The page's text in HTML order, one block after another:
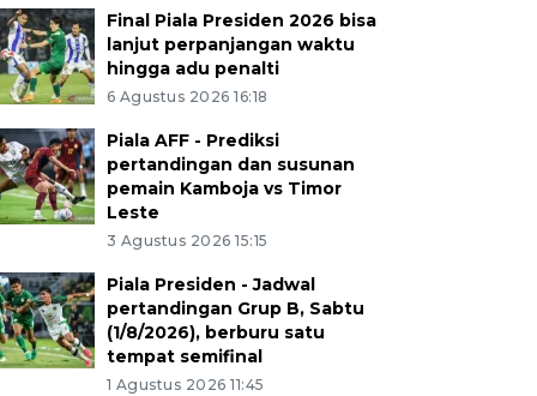
Final Piala Presiden 2026 bisa
lanjut perpanjangan waktu
hingga adu penalti
6 Agustus 2026 16:18
Piala AFF - Prediksi
pertandingan dan susunan
pemain Kamboja vs Timor
Leste
3 Agustus 2026 15:15
Piala Presiden - Jadwal
pertandingan Grup B, Sabtu
(1/8/2026), berburu satu
tempat semifinal
1 Agustus 2026 11:45